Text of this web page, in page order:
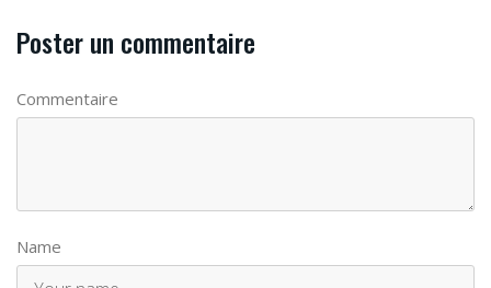
Poster un commentaire
Commentaire
Name